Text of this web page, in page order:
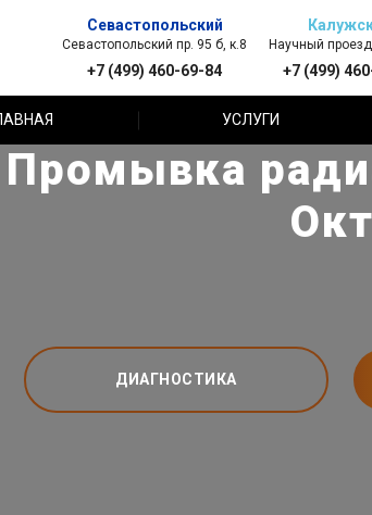
Севастопольский
Севастопольский пр. 95 б, к.8
+7 (499) 460-69-84
Научный
+7 (499)
УСЛУГИ
Промывка
ДИАГНОСТИКА